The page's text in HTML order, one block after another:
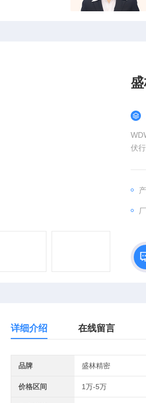
当前位置：首
伏
自
详细介绍 在线留言
品牌 盛林精密
价格区间 1万-5万